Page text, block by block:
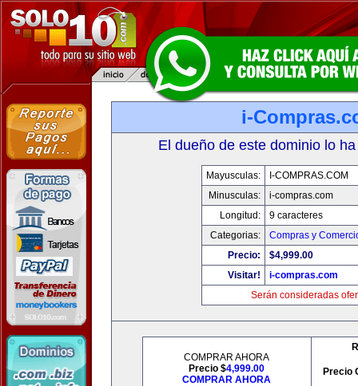
i-
El dueño de este dominio lo
Mayusculas:
I-COMPRAS.COM
Minusculas:
i-compras.com
Longitud:
9 caracteres
Categorias:
Compras y
Precio:
$4,999.00
Visitar!
i-compras.com
Serán consideradas
COMPRAR AHORA
Precio $4,999.00
COMPRAR AHORA
Precio